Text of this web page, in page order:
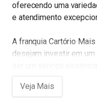
oferecendo uma
e atendimento
A franquia Cartório
desejam investir em
sempre serão
Mais oferece apoio